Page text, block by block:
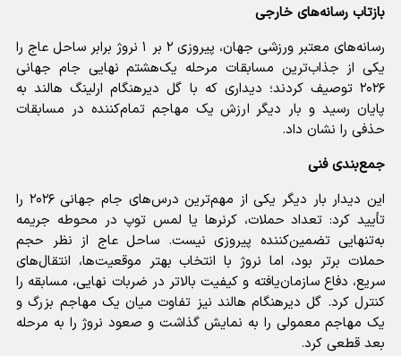
بازتاب رسانه‌های خارجی
رسانه‌های معتبر ورزشی جهان، پیروزی ۲ بر ۱ نروژ برابر ساحل عاج را
یکی از جذاب‌ترین مسابقات مرحله یک‌هشتم نهایی جام جهانی
۲۰۲۶ توصیف کردند؛ دیداری که با گل دیرهنگام ارلینگ هالند به
پایان رسید و بار دیگر ارزش یک مهاجم تمام‌کننده در مسابقات
حذفی را نشان داد.
جمع‌بندی فنی
این دیدار بار دیگر یکی از مهم‌ترین درس‌های جام جهانی ۲۰۲۶ را
تأیید کرد: تعداد حملات، کرنرها یا لمس توپ در محوطه جریمه
به‌تنهایی تضمین‌کننده پیروزی نیست. ساحل عاج از نظر حجم
حملات برتر بود، اما نروژ با انتخاب بهتر موقعیت‌ها، انتقال‌های
سریع، دفاع سازمان‌یافته و کیفیت بالاتر در ضربات نهایی، مسابقه را
کنترل کرد. گل دیرهنگام هالند نیز تفاوت میان یک مهاجم بزرگ و
یک مهاجم معمولی را به نمایش گذاشت و صعود نروژ را به مرحله
بعد قطعی کرد.